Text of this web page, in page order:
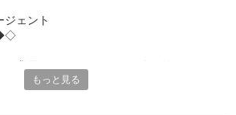
ジェント
売代行運営、人材派遣や紹介予定派遣、人
もっと見る